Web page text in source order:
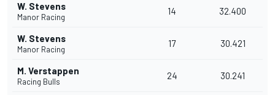
W. Stevens
Manor Racing
14 32.400
W. Stevens
Manor Racing
17 30.421
M. Verstappen
Racing Bulls
24 30.241